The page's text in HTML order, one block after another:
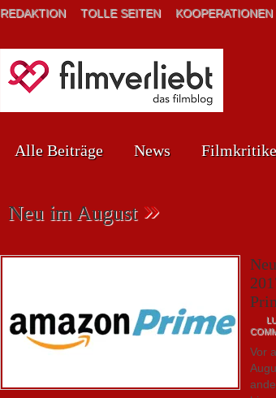
REDAKTION TOLLE SEITEN
Alle Beiträge News
Neu im August »
Vor